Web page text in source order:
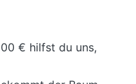
€ hilfst du uns,